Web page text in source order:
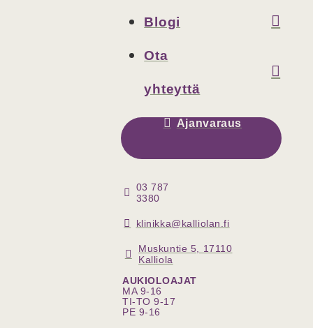
Blogi
Ota
yhteyttä
Ajanvaraus
03 787
3380
klinikka@kalliolan.fi
Muskuntie 5, 17110
Kalliola
AUKIOLOAJAT
MA 9-16
TI-TO 9-17
PE 9-16